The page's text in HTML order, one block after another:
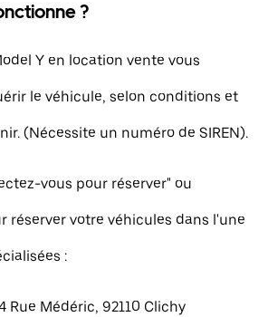
?
Y en location vente vous
le véhicule, selon conditions et
(Nécessite un numéro de SIREN).
vous pour réserver" ou
réserver votre véhicules dans l'une
:
Rue Médéric, 92110 Clichy